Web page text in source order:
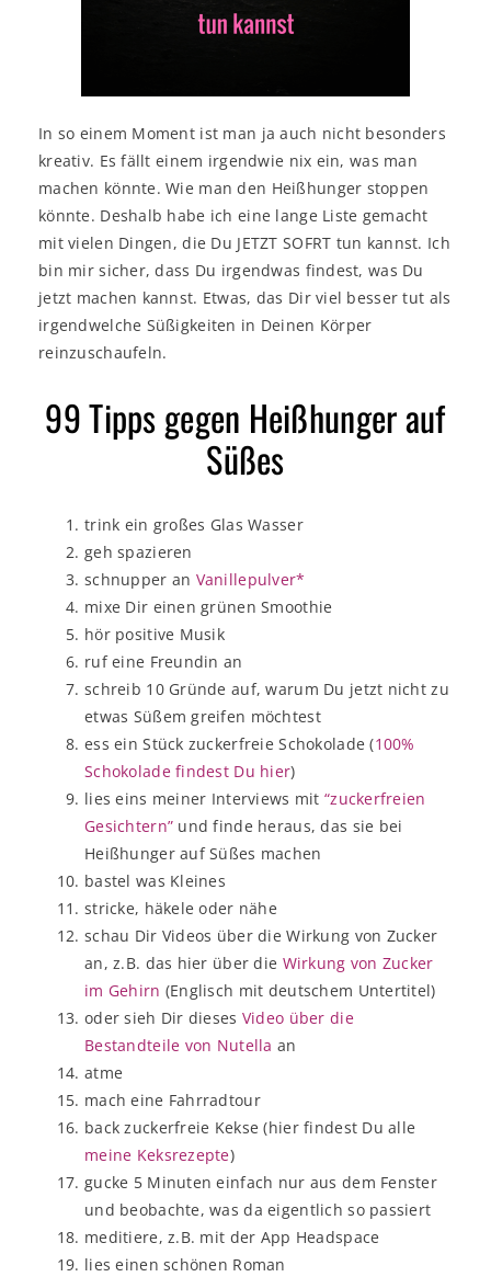
In so einem Moment ist man ja auch nicht besonders
kreativ. Es fällt einem irgendwie nix ein, was man
machen könnte. Wie man den Heißhunger stoppen
könnte. Deshalb habe ich eine lange Liste gemacht
mit vielen Dingen, die Du JETZT SOFRT tun kannst. Ich
bin mir sicher, dass Du irgendwas findest, was Du
jetzt machen kannst. Etwas, das Dir viel besser tut als
irgendwelche Süßigkeiten in Deinen Körper
reinzuschaufeln.
99 Tipps gegen Heißhunger auf
Süßes
trink ein großes Glas Wasser
geh spazieren
schnupper an Vanillepulver*
mixe Dir einen grünen Smoothie
hör positive Musik
ruf eine Freundin an
schreib 10 Gründe auf, warum Du jetzt nicht zu
etwas Süßem greifen möchtest
ess ein Stück zuckerfreie Schokolade (100%
Schokolade findest Du hier)
lies eins meiner Interviews mit “zuckerfreien
Gesichtern” und finde heraus, das sie bei
Heißhunger auf Süßes machen
bastel was Kleines
stricke, häkele oder nähe
schau Dir Videos über die Wirkung von Zucker
an, z.B. das hier über die Wirkung von Zucker
im Gehirn (Englisch mit deutschem Untertitel)
oder sieh Dir dieses Video über die
Bestandteile von Nutella an
atme
mach eine Fahrradtour
back zuckerfreie Kekse (hier findest Du alle
meine Keksrezepte)
gucke 5 Minuten einfach nur aus dem Fenster
und beobachte, was da eigentlich so passiert
meditiere, z.B. mit der App Headspace
lies einen schönen Roman